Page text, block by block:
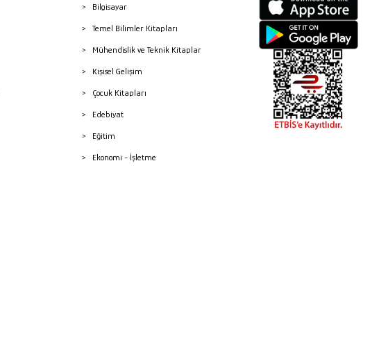
Bilgisayar
Temel Bilimler Kitapları
Mühendislik ve Teknik Kitaplar
Kişisel Gelişim
Çocuk Kitapları
Edebiyat
Eğitim
Ekonomi - İşletme